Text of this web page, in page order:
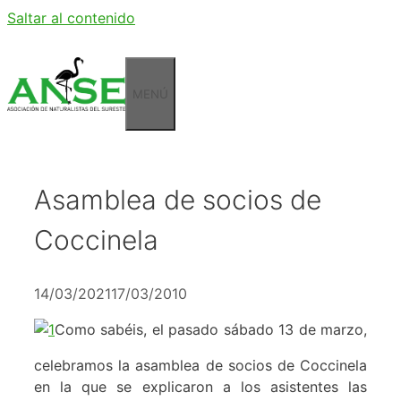
Saltar al contenido
Asamblea de socios de
Coccinela
14/03/202117/03/2010
Como sabéis, el pasado sábado 13 de marzo,
celebramos la asamblea de socios de Coccinela
en la que se explicaron a los asistentes las